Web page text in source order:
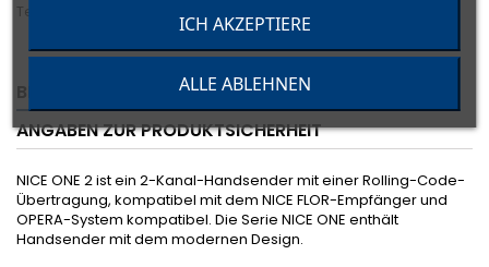
Teilen
BESCHREIBUNG
ARTIKELDETAILS
ANGABEN ZUR PRODUKTSICHERHEIT
NICE ONE 2 ist ein 2-Kanal-Handsender mit einer Rolling-Code-
Übertragung, kompatibel mit dem NICE FLOR-Empfänger und
OPERA-System kompatibel. Die Serie NICE ONE enthält
Handsender mit dem modernen Design.
ALLE ABLEHNEN
ICH AKZEPTIERE